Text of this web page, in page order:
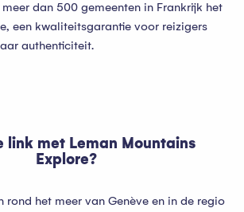
dan 500 gemeenten in Frankrijk het
een kwaliteitsgarantie voor reizigers
authenticiteit.
link met Leman Mountains
Explore?
rond het meer van Genève en in de regio